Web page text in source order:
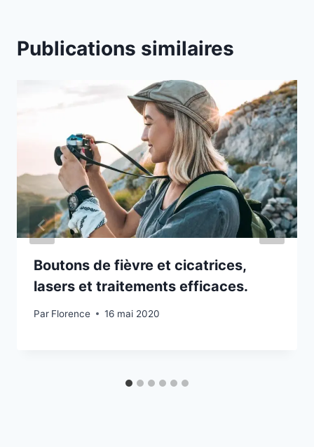
Publications similaires
Boutons de fièvre et cicatrices,
lasers et traitements efficaces.
Par Florence 16 mai 2020